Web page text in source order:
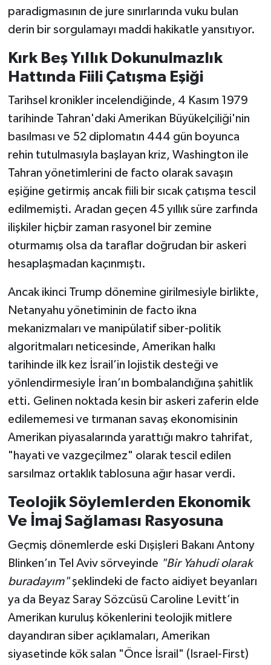
paradigmasının de jure sınırlarında vuku bulan
derin bir sorgulamayı maddi hakikatle yansıtıyor.
Kırk Beş Yıllık Dokunulmazlık
Hattında Fiili Çatışma Eşiği
Tarihsel kronikler incelendiğinde, 4 Kasım 1979
tarihinde Tahran'daki Amerikan Büyükelçiliği'nin
basılması ve 52 diplomatın 444 gün boyunca
rehin tutulmasıyla başlayan kriz, Washington ile
Tahran yönetimlerini de facto olarak savaşın
eşiğine getirmiş ancak fiili bir sıcak çatışma tescil
edilmemişti. Aradan geçen 45 yıllık süre zarfında
ilişkiler hiçbir zaman rasyonel bir zemine
oturmamış olsa da taraflar doğrudan bir askeri
hesaplaşmadan kaçınmıştı.
Ancak ikinci Trump dönemine girilmesiyle birlikte,
Netanyahu yönetiminin de facto ikna
mekanizmaları ve manipülatif siber-politik
algoritmaları neticesinde, Amerikan halkı
tarihinde ilk kez İsrail’in lojistik desteği ve
yönlendirmesiyle İran’ın bombalandığına şahitlik
etti. Gelinen noktada kesin bir askeri zaferin elde
edilememesi ve tırmanan savaş ekonomisinin
Amerikan piyasalarında yarattığı makro tahrifat,
"hayati ve vazgeçilmez" olarak tescil edilen
sarsılmaz ortaklık tablosuna ağır hasar verdi.
Teolojik Söylemlerden Ekonomik
Ve İmaj Sağlaması Rasyosuna
Geçmiş dönemlerde eski Dışişleri Bakanı Antony
Blinken’ın Tel Aviv sörveyinde "Bir Yahudi olarak
buradayım"şeklindeki de facto aidiyet beyanları
ya da Beyaz Saray Sözcüsü Caroline Levitt’in
Amerikan kuruluş kökenlerini teolojik mitlere
dayandıran siber açıklamaları, Amerikan
siyasetinde kök salan "Önce İsrail" (Israel-First)